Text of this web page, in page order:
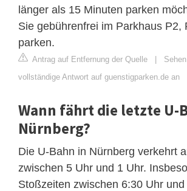
länger als 15 Minuten parken
Sie gebührenfrei im Parkhaus P2,
parken.
Antrag auf Entfernung der Quelle |
vollständige Antwort auf guenstigparken.de an
Wann fährt die letzte U-
Nürnberg?
Die U-Bahn in Nürnberg verkehrt
zwischen 5 Uhr und 1 Uhr.
Stoßzeiten zwischen 6:30 Uhr